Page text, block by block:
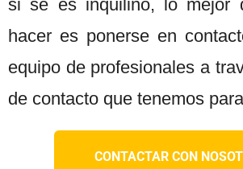
si se es inquilino, lo mejor
hacer es ponerse en
equipo de profesionales a
de contacto que tenemos
CONTACTAR CON